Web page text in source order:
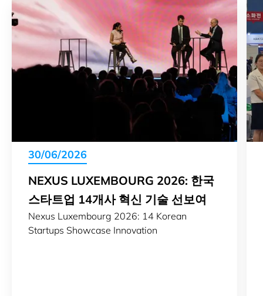
30/06/2026
NEXUS LUXEMBOURG 2026: 한국
스타트업 14개사 혁신 기술 선보여
Nexus Luxembourg 2026: 14 Korean
Startups Showcase Innovation